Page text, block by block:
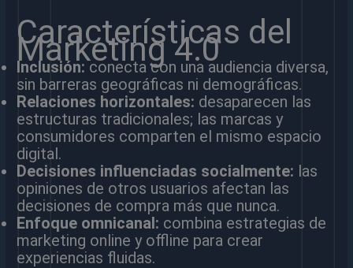
Características del
Marketing 4.0
Inclusión:conecta con una audiencia diversa,
sin barreras geográficas ni demográficas.
Relaciones horizontales: desaparecen las
estructuras tradicionales; las marcas y
consumidores comparten el mismo espacio
digital.
Decisiones influenciadas socialmente: las
opiniones de otros usuarios afectan las
decisiones de compra más que nunca.
Enfoque omnicanal: combina estrategias de
marketing online y offline para crear
experiencias fluidas.